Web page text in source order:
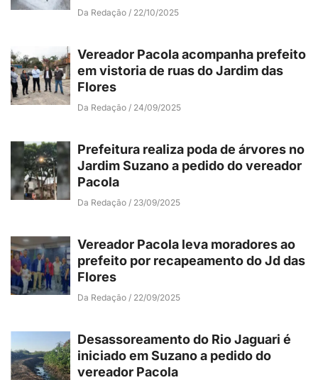
Da Redação 22/10/2025
Vereador Pacola acompanha prefeito
em vistoria de ruas do Jardim das
Flores
Da Redação 24/09/2025
Prefeitura realiza poda de árvores no
Jardim Suzano a pedido do vereador
Pacola
Da Redação 23/09/2025
Vereador Pacola leva moradores ao
prefeito por recapeamento do Jd das
Flores
Da Redação 22/09/2025
Desassoreamento do Rio Jaguari é
iniciado em Suzano a pedido do
vereador Pacola